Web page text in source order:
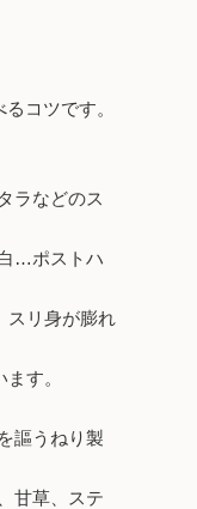
コツです。
ラなどのス
…ポストハ
スリ身が膨れ
す。
謳うねり製
甘草、ステ